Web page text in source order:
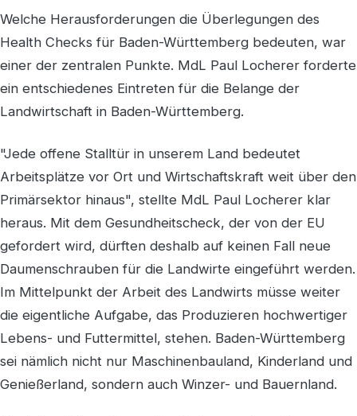
Welche Herausforderungen die Überlegungen des
Health Checks für Baden-Württemberg bedeuten, war
einer der zentralen Punkte. MdL Paul Locherer forderte
ein entschiedenes Eintreten für die Belange der
Landwirtschaft in Baden-Württemberg.
"Jede offene Stalltür in unserem Land bedeutet
Arbeitsplätze vor Ort und Wirtschaftskraft weit über den
Primärsektor hinaus", stellte MdL Paul Locherer klar
heraus. Mit dem Gesundheitscheck, der von der EU
gefordert wird, dürften deshalb auf keinen Fall neue
Daumenschrauben für die Landwirte eingeführt werden.
Im Mittelpunkt der Arbeit des Landwirts müsse weiter
die eigentliche Aufgabe, das Produzieren hochwertiger
Lebens- und Futtermittel, stehen. Baden-Württemberg
sei nämlich nicht nur Maschinenbauland, Kinderland und
Genießerland, sondern auch Winzer- und Bauernland.